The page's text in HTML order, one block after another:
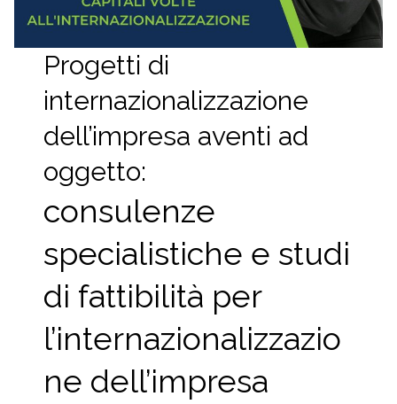
Progetti di
internazionalizzazione
dell’impresa aventi ad
oggetto:
consulenze
specialistiche e studi
di fattibilità per
l’internazionalizzazio
ne dell’impresa